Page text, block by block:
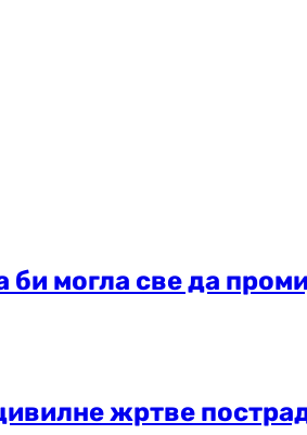
би могла све да
жртве